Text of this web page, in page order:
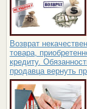
Возврат
товара,
кредиту.
продавца вернуть